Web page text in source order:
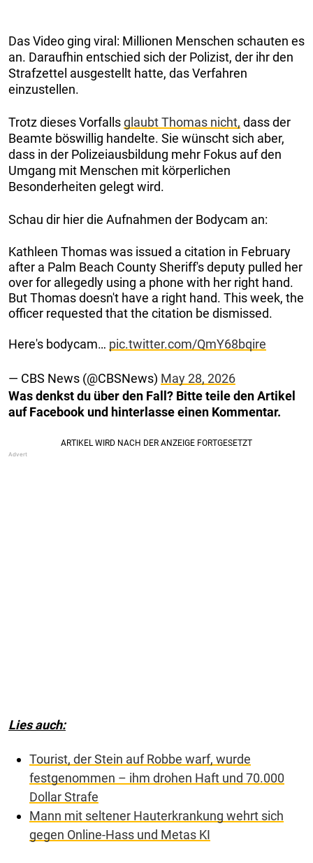
Das Video ging viral: Millionen Menschen schauten es
an. Daraufhin entschied sich der Polizist, der ihr den
Strafzettel ausgestellt hatte, das Verfahren
einzustellen.
Trotz dieses Vorfallsglaubt Thomas nicht, dass der
Beamte böswillig handelte. Sie wünscht sich aber,
dass in der Polizeiausbildung mehr Fokus auf den
Umgang mit Menschen mit körperlichen
Besonderheiten gelegt wird.
Schau dir hier die Aufnahmen der Bodycam an:
Kathleen Thomas was issued a citation in February
after a Palm Beach County Sheriff's deputy pulled her
over for allegedly using a phone with her right hand.
But Thomas doesn't have a right hand. This week, the
officer requested that the citation be dismissed.
Here's bodycam… pic.twitter.com/QmY68bqire
— CBS News (@CBSNews) May 28, 2026
Was denkst du über den Fall? Bitte teile den Artikel
auf Facebook und hinterlasse einen Kommentar.
Lies auch:
Tourist, der Stein auf Robbe warf, wurde
festgenommen – ihm drohen Haft und 70.000
Dollar Strafe
Mann mit seltener Hauterkrankung wehrt sich
gegen Online-Hass und Metas KI